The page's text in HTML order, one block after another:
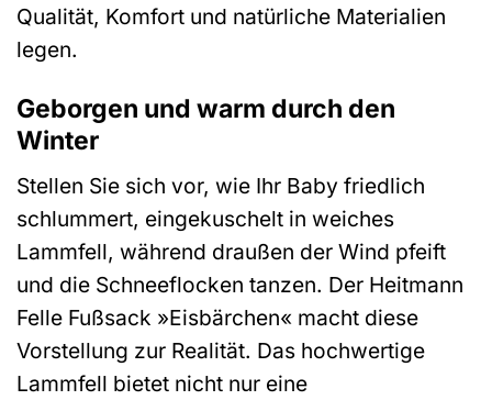
Qualität, Komfort und natürliche Materialien
legen.
Geborgen und warm durch den
Winter
Stellen Sie sich vor, wie Ihr Baby friedlich
schlummert, eingekuschelt in weiches
Lammfell, während draußen der Wind pfeift
und die Schneeflocken tanzen. Der Heitmann
Felle Fußsack »Eisbärchen« macht diese
Vorstellung zur Realität. Das hochwertige
Lammfell bietet nicht nur eine